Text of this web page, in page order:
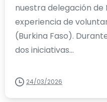
nuestra delegación de
experiencia de
(Burkina Faso).
dos iniciativas...
24/03/2026